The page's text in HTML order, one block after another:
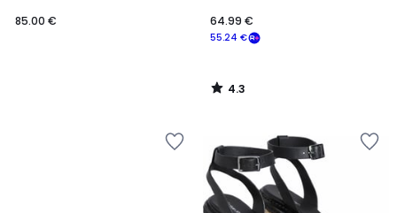
85.00 €
55.24 €
64.99 €
4.3
/